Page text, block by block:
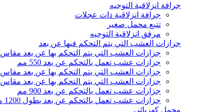
جرافة انزلاقية التوجيه
جرافة انزلاقية ذات عجلات
تتبع محمل صغير
مرفق انزلاقية التوجيه
جزازات العشب التي يتم التحكم فيها عن بعد
جزازات العشب التي يتم التحكم بها عن بعد مقاس 500 مم
جزازات عشب تعمل بالتحكم عن بعد 550 مم
جزازات العشب التي يتم التحكم بها عن بعد مقاس 800 مم
جزازات العشب التي يتم التحكم بها عن بعد مقاس 1000 مم
جزازات عشب تعمل بالتحكم عن بعد 900 مم
جزازات عشب تعمل بالتحكم عن بعد بطول 1200 مم
محمل كهربائي